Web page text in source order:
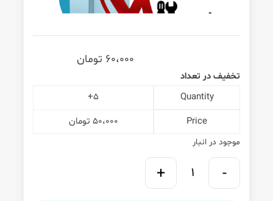
60،000 تومان
تخفیف در تعداد
Quantity
5+
Price
50،000 تومان
موجود در انبار